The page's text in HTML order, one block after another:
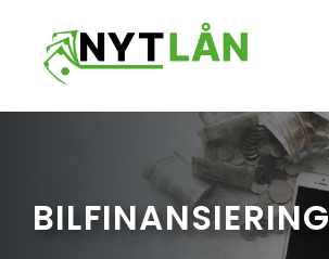
indhold
BILFINANSIERING